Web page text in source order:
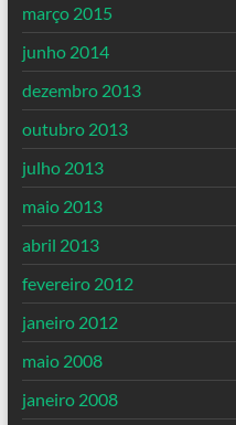
março 2015
junho 2014
dezembro 2013
outubro 2013
julho 2013
maio 2013
abril 2013
fevereiro 2012
janeiro 2012
maio 2008
janeiro 2008